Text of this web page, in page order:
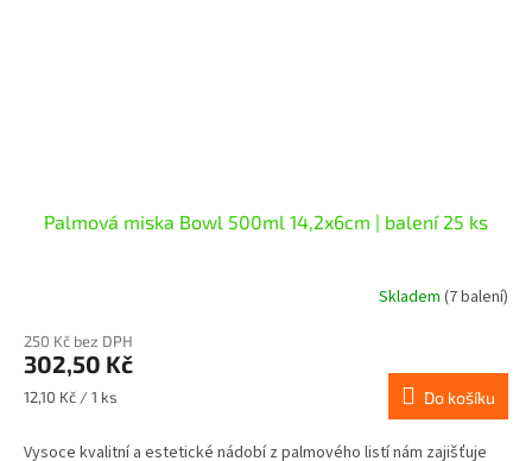
Palmová miska Bowl 500ml 14,2x6cm | balení 25 ks
Skladem (7 balení)
250 Kč bez DPH
302,50 Kč
Měrná
12,10 Kč / 1 ks Do košíku
Vysoce kvalitní a estetické nádobí z palmového listí nám zajišťuje